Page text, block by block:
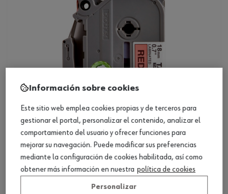
ref.:0696005318
AY-TAPE-LBLR-BROTHER-RED-18MM
Información sobre cookies
Este sitio web emplea cookies propias y de terceros para
gestionar el portal, personalizar el contenido, analizar el
comportamiento del usuario y ofrecer funciones para
mejorar su navegación. Puede modificar sus preferencias
mediante la configuración de cookies habilitada, así como
obtener más información en nuestra política de cookies
Personalizar